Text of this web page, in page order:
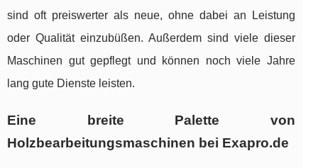
sind oft preiswerter als neue, ohne dabei an Leistung
oder Qualität einzubüßen. Außerdem sind viele dieser
Maschinen gut gepflegt und können noch viele Jahre
lang gute Dienste leisten.
Eine breite Palette von
Holzbearbeitungsmaschinen bei Exapro.de